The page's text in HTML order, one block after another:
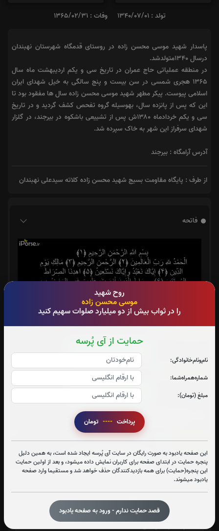
روح شهید
موسی محسن زاده
را در ثواب بیش از دو میلیارد صلوات سهیم کنید
حمایت از آی پُرسه
نام‌و‌نام‌خانوادگی:
شماره‌همراه‌شما:
مبلغ (تومان):
پرداخت ----
این صفحه یادبود به صورت رایگان در سایت آی پُرسه ایجاد شده است، به همین دلیل
پنجره حمایت در ابتدای صفحه برای کاربران نمایش داده میشود، و بعد از اولین حمایت
این پنجره(حمایت) برای همه بازدیدکنندگان حذف خواهد شد و مستقیما وارد صفحه
یادبود میشوند.
قصد حمایت ندارم - ورود به صفحه یادبود
تولد : 1340/07/01 وفات : 1365/02/31
پاسدار شهید موسی محسن زاده در روستای قدمگاه شهرستان نهبندان
درسال 1340متولدشد.
در منطقه عملیاتی حاج عمران در تاریخ سی و یکم اردیبهشت ماه سال
۱۳۶۵ هجری شمسی در سن بیست و پنج سالگی به خیل شهدای ایران
اسلامی پیوست. پیکر مطهر شهید موسی محسن زاده سال ها مفقود بود تا
این که پس از پانزده سال، به‏وسیله گروه تفحص کشف گردید و در تاریخ
سی و یکم خردادماه ۱۳۸۰ش پس از تشییعی باشکوه در بیرجند، در گلزار
شهدای سرفراز این شهر به خاک سپرده شد.
آدرس آرامگاه : بیرجند
از طرف : پایگاه مقاومت بسیج شهید محسن زاده کلاته سیدعلی نهبندان
فاتحه
قرائت سوره کوثر را تقبل میکنم
چهارقل:12بار
قرائت چهارقل را تقبل میکنم
ارسال پیام تسلیت